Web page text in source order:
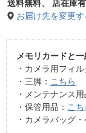
送料無料、
店在庫
お届け先を変更す
メモリカードと
・カメラ用フィル
・三脚： こちら
・メンテナンス用
・保管用品： こち
・カメラバッグ・